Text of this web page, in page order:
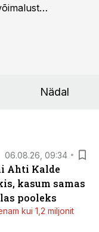
Nädal
06.08.26, 09:34
Ahti Kalde
kasum samas
pooleks
kui 1,2 miljonit